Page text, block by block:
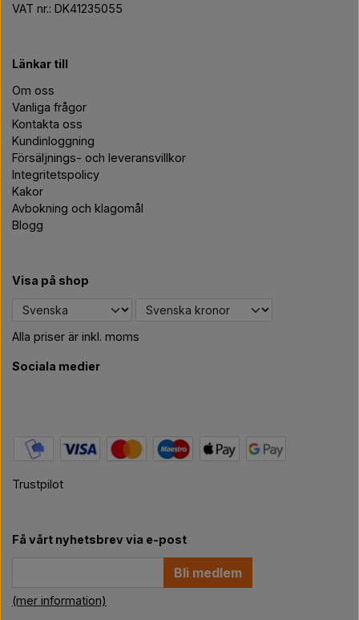
VAT nr.: DK41235055
Länkar till
Om oss
Vanliga frågor
Kontakta oss
Kundinloggning
Försäljnings- och leveransvillkor
Integritetspolicy
Kakor
Avbokning och klagomål
Blogg
Visa på shop
Alla priser är inkl. moms
Sociala medier
Trustpilot
Få vårt nyhetsbrev via e-post
Bli medlem
(mer information)